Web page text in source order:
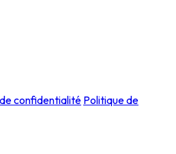
confidentialité Politique de